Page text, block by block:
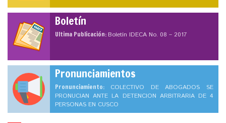
Boletín
Ultima Publicación:Boletín IDECA No. 08 – 2017
Pronunciamientos
Pronunciamiento: COLECTIVO DE ABOGADOS SE
PRONUCIAN ANTE LA DETENCION ARBITRARIA DE 4
PERSONAS EN CUSCO